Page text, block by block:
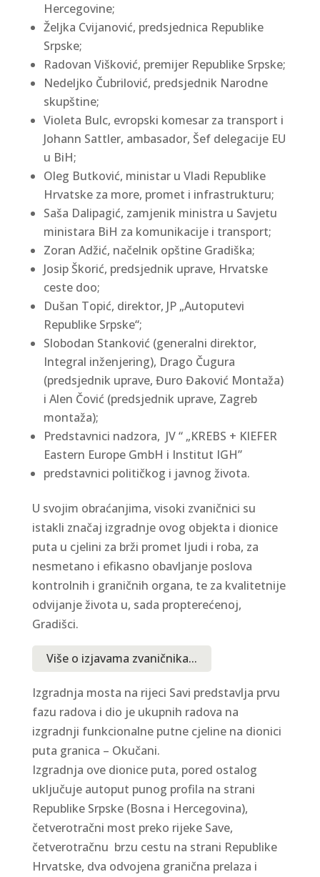
Hercegovine;
Željka Cvijanović, predsjednica Republike
Srpske;
Radovan Višković, premijer Republike Srpske;
Nedeljko Čubrilović, predsjednik Narodne
skupštine;
Violeta Bulc, evropski komesar za transport i
Johann Sattler, ambasador, Šef delegacije EU
u BiH;
Oleg Butković, ministar u Vladi Republike
Hrvatske za more, promet i infrastrukturu;
Saša Dalipagić, zamjenik ministra u Savjetu
ministara BiH za komunikacije i transport;
Zoran Adžić, načelnik opštine Gradiška;
Josip Škorić, predsjednik uprave, Hrvatske
ceste doo;
Dušan Topić, direktor, JP „Autoputevi
Republike Srpske“;
Slobodan Stanković (generalni direktor,
Integral inženjering), Drago Čugura
(predsjednik uprave, Đuro Đaković Montaža)
i Alen Čović (predsjednik uprave, Zagreb
montaža);
Predstavnici nadzora, JV “ „KREBS + KIEFER
Eastern Europe GmbH i Institut IGH”
predstavnici političkog i javnog života.
U svojim obraćanjima, visoki zvaničnici su
istakli značaj izgradnje ovog objekta i dionice
puta u cjelini za brži promet ljudi i roba, za
nesmetano i efikasno obavljanje poslova
kontrolnih i graničnih organa, te za kvalitetnije
odvijanje života u, sada propterećenoj,
Gradišci.
Više o izjavama zvaničnika...
Izgradnja mosta na rijeci Savi predstavlja prvu
fazu radova i dio je ukupnih radova na
izgradnji funkcionalne putne cjeline na dionici
puta granica – Okučani.
Izgradnja ove dionice puta, pored ostalog
uključuje autoput punog profila na strani
Republike Srpske (Bosna i Hercegovina),
četverotračni most preko rijeke Save,
četverotračnu brzu cestu na strani Republike
Hrvatske, dva odvojena granična prelaza i